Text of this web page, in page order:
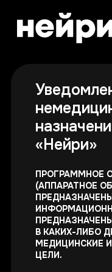
«Нейри»
ПРОГРАММНОЕ
(АППАРАТНОЕ
В КАКИХ-ЛИБО
МЕДИЦИНСКИЕ
ЦЕЛИ.